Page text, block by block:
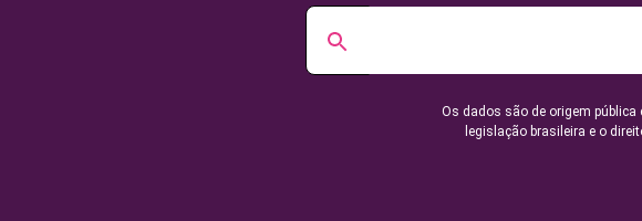
Os dados são de origem
legislação brasileira e o